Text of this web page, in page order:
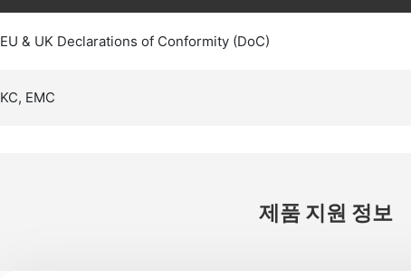
EU & UK Declarations of Conformity (DoC)
KC, EMC
제품 지원 정보